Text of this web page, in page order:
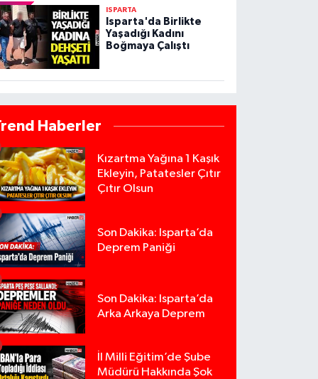
ISPARTA
Isparta'da Birlikte
Yaşadığı Kadını
Boğmaya Çalıştı
Haberler
Kızartma Yağına 1 Kaşık
Ekleyin, Patatesler Çıtır
Çıtır Olsun
Son Dakika: Isparta’da
Deprem Paniği
Son Dakika: Isparta’da
Arka Arkaya Deprem
İl Milli Eğitim’de Şube
Müdürü Hakkında Şok